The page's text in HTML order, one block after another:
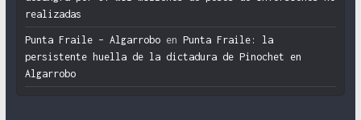
realizadas
Punta Fraile – Algarroboen Punta Fraile: la
persistente huella de la dictadura de Pinochet en
Algarrobo